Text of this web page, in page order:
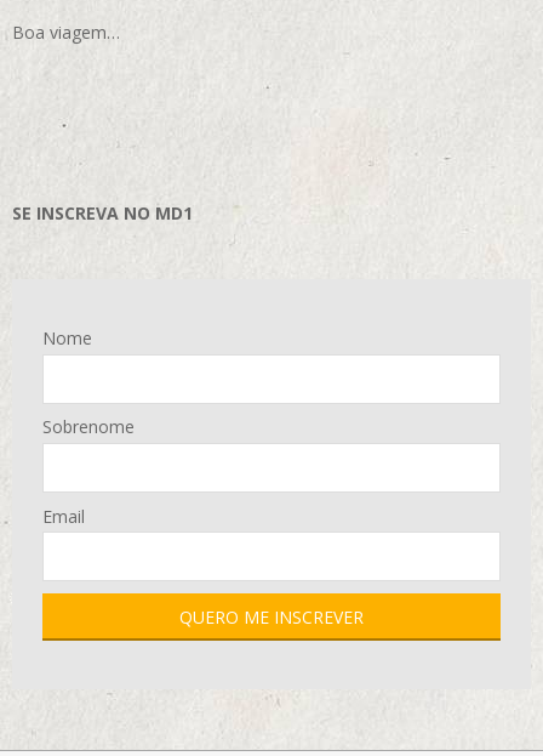
Boa viagem…
SE INSCREVA NO MD1
Nome
Sobrenome
Email